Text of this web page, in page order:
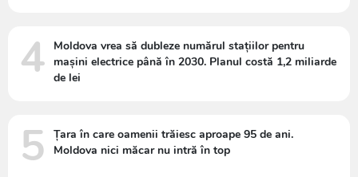
4
Moldova vrea să dubleze numărul stațiilor pentru
mașini electrice până în 2030. Planul costă 1,2 miliarde
de lei
5
Țara în care oamenii trăiesc aproape 95 de ani.
Moldova nici măcar nu intră în top